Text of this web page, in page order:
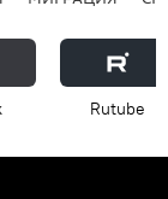
Rutube